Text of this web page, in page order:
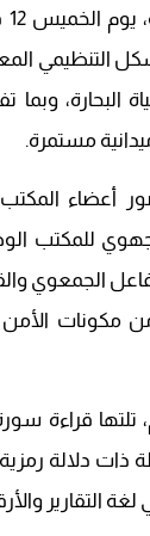
في سياق يتجاوز الشكل
البحارة، وبما
مستمرة.
أعضاء
للمكتب
الجمعوي
الأمن
قراءة
وافتهم المنية خلال سنة 2025،
التقارير